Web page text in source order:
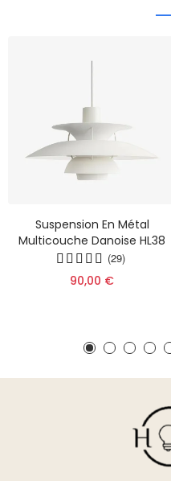
Suspension En Métal
Multicouche Danoise HL38
(29)
90,00 €